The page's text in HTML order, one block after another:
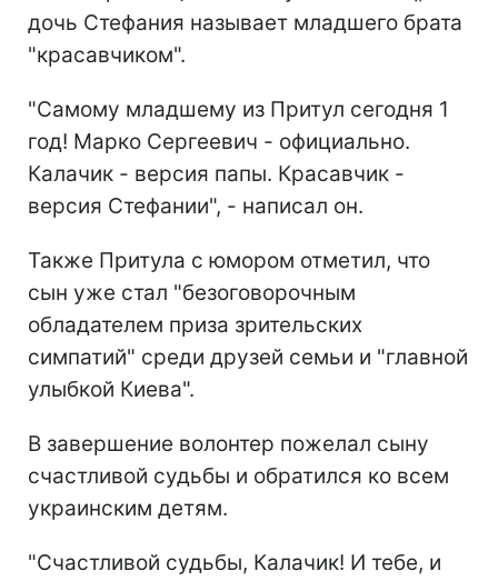
дочь Стефания называет младшего брата
"красавчиком".
"Самому младшему из Притул сегодня 1
год! Марко Сергеевич - официально.
Калачик - версия папы. Красавчик -
версия Стефании", - написал он.
Также Притула с юмором отметил, что
сын уже стал "безоговорочным
обладателем приза зрительских
симпатий" среди друзей семьи и "главной
улыбкой Киева".
В завершение волонтер пожелал сыну
счастливой судьбы и обратился ко всем
украинским детям.
"Счастливой судьбы, Калачик! И тебе, и